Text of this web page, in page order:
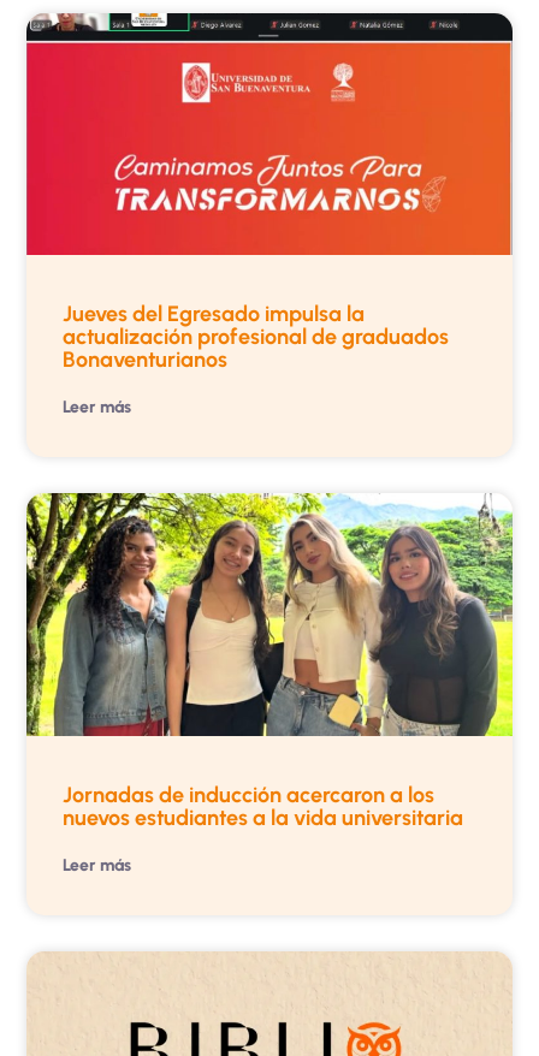
Jueves del Egresado impulsa la
actualización profesional de graduados
Bonaventurianos
Leer más
Jornadas de inducción acercaron a los
nuevos estudiantes a la vida universitaria
Leer más